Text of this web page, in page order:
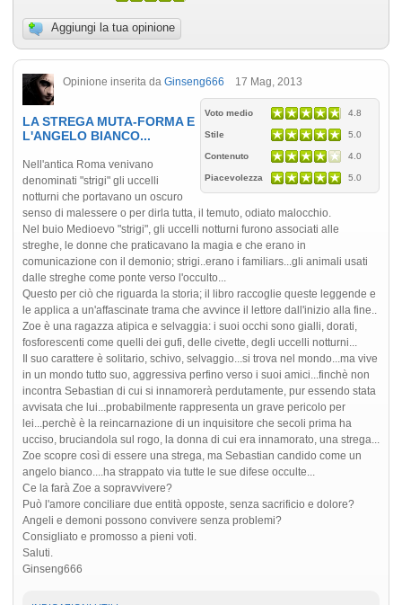
Aggiungi la tua opinione
Opinione inserita da Ginseng666 17 Mag, 2013
Voto medio 4.8
Stile 5.0
Contenuto 4.0
Piacevolezza 5.0
LA STREGA MUTA-FORMA E
L'ANGELO BIANCO...
Nell'antica Roma venivano
denominati "strigi" gli uccelli
notturni che portavano un oscuro
senso di malessere o per dirla tutta, il temuto, odiato malocchio.
Nel buio Medioevo "strigi", gli uccelli notturni furono associati alle
streghe, le donne che praticavano la magia e che erano in
comunicazione con il demonio; strigi..erano i familiars...gli animali usati
dalle streghe come ponte verso l'occulto...
Questo per ciò che riguarda la storia; il libro raccoglie queste leggende e
le applica a un'affascinate trama che avvince il lettore dall'inizio alla fine..
Zoe è una ragazza atipica e selvaggia: i suoi occhi sono gialli, dorati,
fosforescenti come quelli dei gufi, delle civette, degli uccelli notturni...
Il suo carattere è solitario, schivo, selvaggio...si trova nel mondo...ma vive
in un mondo tutto suo, aggressiva perfino verso i suoi amici...finchè non
incontra Sebastian di cui si innamorerà perdutamente, pur essendo stata
avvisata che lui...probabilmente rappresenta un grave pericolo per
lei...perchè è la reincarnazione di un inquisitore che secoli prima ha
ucciso, bruciandola sul rogo, la donna di cui era innamorato, una strega...
Zoe scopre così di essere una strega, ma Sebastian candido come un
angelo bianco....ha strappato via tutte le sue difese occulte...
Ce la farà Zoe a sopravvivere?
Può l'amore conciliare due entità opposte, senza sacrificio e dolore?
Angeli e demoni possono convivere senza problemi?
Consigliato e promosso a pieni voti.
Saluti.
Ginseng666